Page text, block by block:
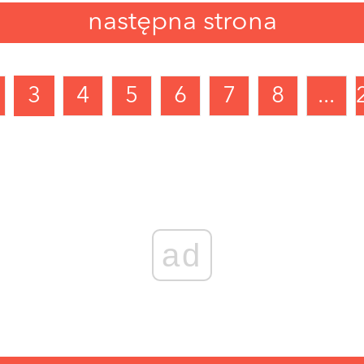
następna strona
3 4 5 6 7 8 ...
ad